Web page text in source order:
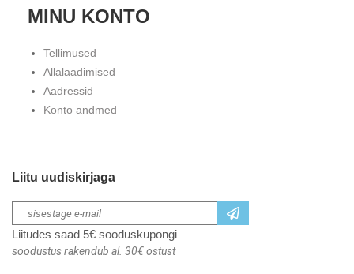
MINU KONTO
Tellimused
Allalaadimised
Aadressid
Konto andmed
Liitu uudiskirjaga
Liitudes saad 5€ sooduskupongi
soodustus rakendub al. 30€ ostust